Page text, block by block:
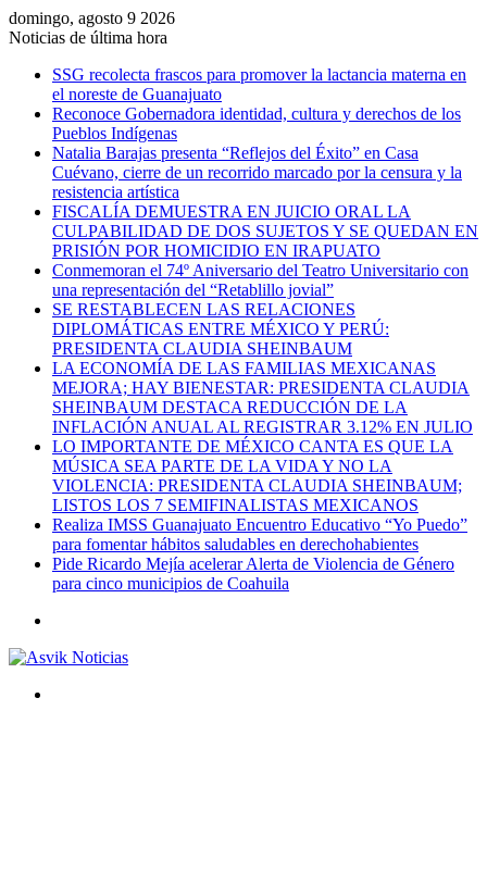
domingo, agosto 9 2026
Noticias de última hora
SSG recolecta frascos para promover la lactancia materna en
el noreste de Guanajuato
Reconoce Gobernadora identidad, cultura y derechos de los
Pueblos Indígenas
Natalia Barajas presenta “Reflejos del Éxito” en Casa
Cuévano, cierre de un recorrido marcado por la censura y la
resistencia artística
FISCALÍA DEMUESTRA EN JUICIO ORAL LA
CULPABILIDAD DE DOS SUJETOS Y SE QUEDAN EN
PRISIÓN POR HOMICIDIO EN IRAPUATO
Conmemoran el 74º Aniversario del Teatro Universitario con
una representación del “Retablillo jovial”
SE RESTABLECEN LAS RELACIONES
DIPLOMÁTICAS ENTRE MÉXICO Y PERÚ:
PRESIDENTA CLAUDIA SHEINBAUM
LA ECONOMÍA DE LAS FAMILIAS MEXICANAS
MEJORA; HAY BIENESTAR: PRESIDENTA CLAUDIA
SHEINBAUM DESTACA REDUCCIÓN DE LA
INFLACIÓN ANUAL AL REGISTRAR 3.12% EN JULIO
LO IMPORTANTE DE MÉXICO CANTA ES QUE LA
MÚSICA SEA PARTE DE LA VIDA Y NO LA
VIOLENCIA: PRESIDENTA CLAUDIA SHEINBAUM;
LISTOS LOS 7 SEMIFINALISTAS MEXICANOS
Realiza IMSS Guanajuato Encuentro Educativo “Yo Puedo”
para fomentar hábitos saludables en derechohabientes
Pide Ricardo Mejía acelerar Alerta de Violencia de Género
para cinco municipios de Coahuila